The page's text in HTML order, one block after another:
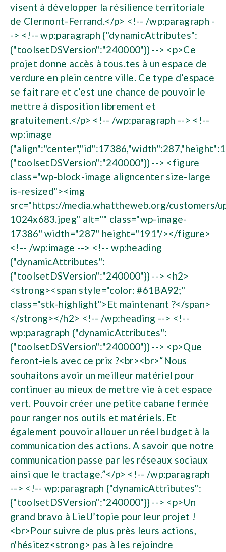
visent à développer la résilience territoriale
de Clermont-Ferrand.</p> <!-- /wp:paragraph -
-> <!-- wp:paragraph {"dynamicAttributes":
{"toolsetDSVersion":"240000"}} --> <p>Ce
projet donne accès à tous.tes à un espace de
verdure en plein centre ville. Ce type d’espace
se fait rare et c’est une chance de pouvoir le
mettre à disposition librement et
gratuitement.</p> <!-- /wp:paragraph --> <!--
wp:image
{"toolsetDSVersion":"240000"}} --> <figure
class="wp-block-image aligncenter size-large
is-resized"><img
src="https://media.whattheweb.org/customers/
1024x683.jpeg" alt="" class="wp-image-
17386" width="287" height="191"/></figure>
<!-- /wp:image --> <!-- wp:heading
{"dynamicAttributes":
{"toolsetDSVersion":"240000"}} --> <h2>
<strong><span style="color: #61BA92;"
class="stk-highlight">Et maintenant ?</span>
</strong></h2> <!-- /wp:heading --> <!--
wp:paragraph {"dynamicAttributes":
{"toolsetDSVersion":"240000"}} --> <p>Que
feront-iels avec ce prix ?<br><br>“Nous
souhaitons avoir un meilleur matériel pour
continuer au mieux de mettre vie à cet espace
vert. Pouvoir créer une petite cabane fermée
pour ranger nos outils et matériels. Et
également pouvoir allouer un réel budget à la
communication des actions. A savoir que notre
communication passe par les réseaux sociaux
ainsi que le tractage.”</p> <!-- /wp:paragraph
--> <!-- wp:paragraph {"dynamicAttributes":
{"toolsetDSVersion":"240000"}} --> <p>Un
grand bravo à LieU’topie pour leur projet !
<br>Pour suivre de plus près leurs actions,
n'hésitez<strong> pas à les rejoindre